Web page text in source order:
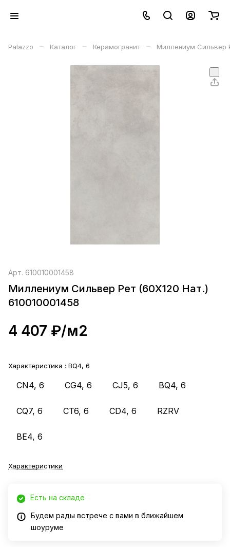
Palazzo – Каталог – Керамогранит – Миллениум Сильвер
Арт. 610010001458
Миллениум Сильвер Рет (60X120 Нат.)
610010001458
4 407 ₽/м2
Характеристика : BQ4, 6
CN4, 6 CG4, 6 CJ5, 6 BQ4, 6
CQ7, 6 CT6, 6 CD4, 6 RZRV
BE4, 6
Характеристики
Есть на складе
Будем рады встрече с вами в ближайшем
шоуруме